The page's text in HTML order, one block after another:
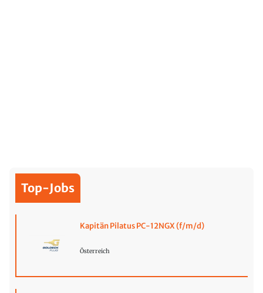
Top-Jobs
Kapitän Pilatus PC-12NGX (f/m/d)
Österreich